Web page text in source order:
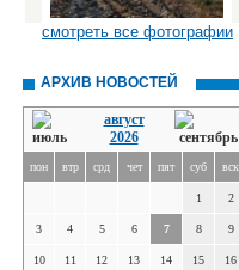
смотреть все фотографии
АРХИВ НОВОСТЕЙ
август
2026
пон втр срд чет пят суб вск
1 2
3 4 5 6 7 8 9
10 11 12 13 14 15 16